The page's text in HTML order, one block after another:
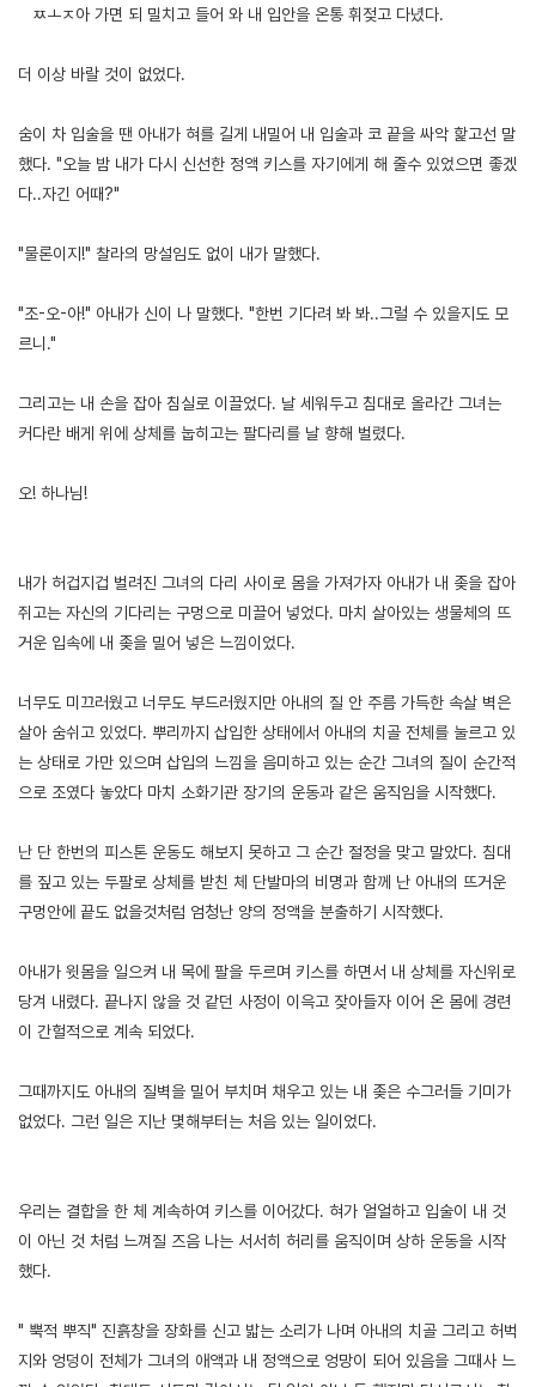
ㅤㅉㅗㅈ아 가면 되 밀치고 들어 와 내 입안을 온통 휘젖고 다녔다.
더 이상 바랄 것이 없었다.
숨이 차 입술을 땐 아내가 혀를 길게 내밀어 내 입술과 코 끝을 싸악 핥고선 말
했다. "오늘 밤 내가 다시 신선한 정액 키스를 자기에게 해 줄수 있었으면 좋겠
다..자긴 어때?"
"물론이지!" 찰라의 망설임도 없이 내가 말했다.
"조-오-아!" 아내가 신이 나 말했다. "한번 기다려 봐 봐..그럴 수 있을지도 모
르니."
그리고는 내 손을 잡아 침실로 이끌었다. 날 세워두고 침대로 올라간 그녀는
커다란 배게 위에 상체를 눕히고는 팔다리를 날 향해 벌렸다.
오! 하나님!
내가 허겁지겁 벌려진 그녀의 다리 사이로 몸을 가져가자 아내가 내 좆을 잡아
쥐고는 자신의 기다리는 구멍으로 미끌어 넣었다. 마치 살아있는 생물체의 뜨
거운 입속에 내 좆을 밀어 넣은 느낌이었다.
너무도 미끄러웠고 너무도 부드러웠지만 아내의 질 안 주름 가득한 속살 벽은
살아 숨쉬고 있었다. 뿌리까지 삽입한 상태에서 아내의 치골 전체를 눌르고 있
는 상태로 가만 있으며 삽입의 느낌을 음미하고 있는 순간 그녀의 질이 순간적
으로 조였다 놓았다 마치 소화기관 장기의 운동과 같은 움직임을 시작했다.
난 단 한번의 피스톤 운동도 해보지 못하고 그 순간 절정을 맞고 말았다. 침대
를 짚고 있는 두팔로 상체를 받친 체 단발마의 비명과 함께 난 아내의 뜨거운
구멍안에 끝도 없을것처럼 엄청난 양의 정액을 분출하기 시작했다.
아내가 윗몸을 일으켜 내 목에 팔을 두르며 키스를 하면서 내 상체를 자신위로
당겨 내렸다. 끝나지 않을 것 같던 사정이 이윽고 잦아들자 이어 온 몸에 경련
이 간헐적으로 계속 되었다.
그때까지도 아내의 질벽을 밀어 부치며 채우고 있는 내 좆은 수그러들 기미가
없었다. 그런 일은 지난 몇해부터는 처음 있는 일이었다.
우리는 결합을 한 체 계속하여 키스를 이어갔다. 혀가 얼얼하고 입술이 내 것
이 아닌 것 처럼 느껴질 즈음 나는 서서히 허리를 움직이며 상하 운동을 시작
했다.
" 뿍적 뿌직" 진흙창을 장화를 신고 밟는 소리가 나며 아내의 치골 그리고 허벅
지와 엉덩이 전체가 그녀의 애액과 내 정액으로 엉망이 되어 있음을 그때사 느